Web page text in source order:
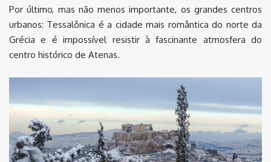
Por último, mas não menos importante, os grandes centros
urbanos: Tessalônica é a cidade mais romântica do norte da
Grécia e é impossível resistir à fascinante atmosfera do
centro histórico de Atenas.